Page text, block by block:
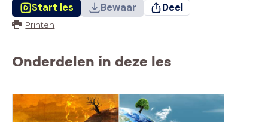
Start les Bewaar Deel
Printen
Onderdelen in deze les